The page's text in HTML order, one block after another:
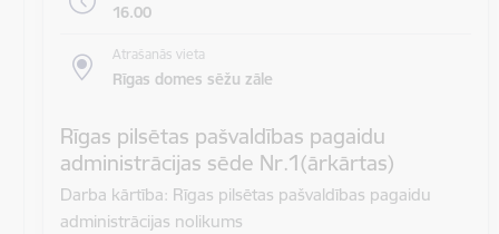
16.00
Atrašanās vieta
Rīgas domes sēžu zāle
Rīgas pilsētas pašvaldības pagaidu
administrācijas sēde Nr.1(ārkārtas)
Darba kārtība: Rīgas pilsētas pašvaldības pagaidu
administrācijas nolikums